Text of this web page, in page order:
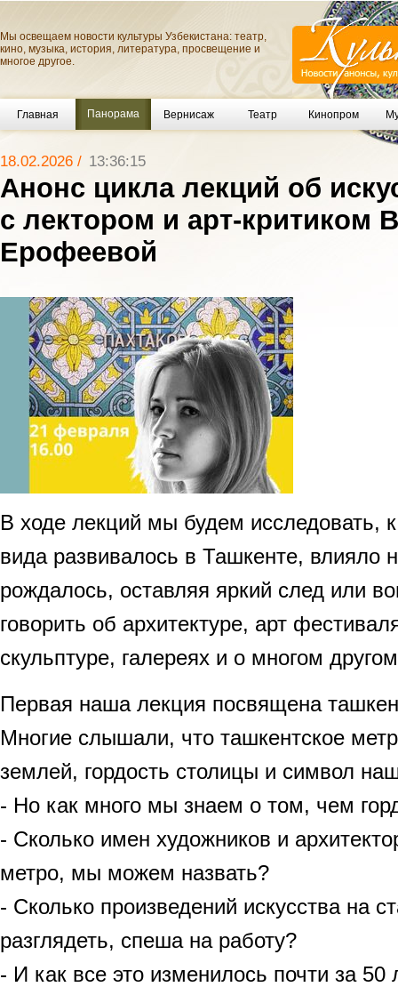
Мы освещаем новости культуры Узбекистана: театр,
кино, музыка, история, литература, просвещение и
многое другое.
Главная Панорама Вернисаж Театр Кинопром
18.02.2026 / 13:36:15
Анонс цикла лекций об
с лектором и арт-критиком
Ерофеевой
В ходе лекций мы будем исследовать,
вида развивалось в Ташкенте, влияло
рождалось, оставляя яркий след или
говорить об архитектуре, арт
скульптуре, галереях и о многом
Первая наша лекция посвящена
Многие слышали, что ташкентское
землей, гордость столицы и символ
- Но как много мы знаем о том, чем
- Сколько имен художников и
метро, мы можем назвать?
- Сколько произведений искусства на
разглядеть, спеша на работу?
- И как все это изменилось почти за 50